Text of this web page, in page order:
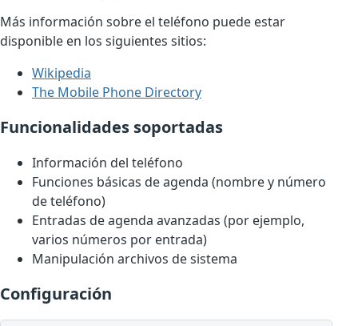
Más información sobre el teléfono puede estar
disponible en los siguientes sitios:
Wikipedia
The Mobile Phone Directory
Funcionalidades soportadas
Información del teléfono
Funciones básicas de agenda (nombre y número
de teléfono)
Entradas de agenda avanzadas (por ejemplo,
varios números por entrada)
Manipulación archivos de sistema
Configuración